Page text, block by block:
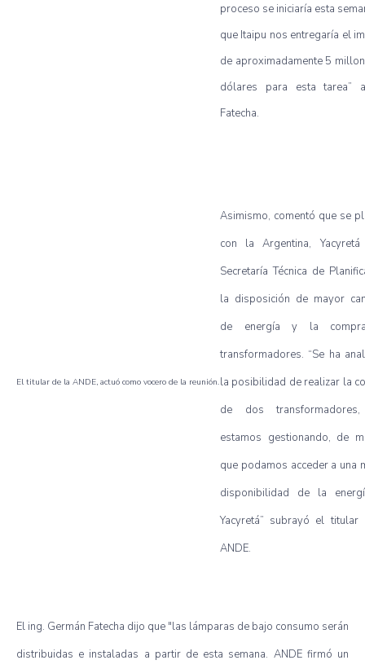
proceso se iniciaría esta
que Itaipu nos entregaría el
de aproximadamente 5
dólares para esta tarea”
Fatecha.
El titular de la ANDE, actuó como vocero de la reunión.
Asimismo, comentó que se
con la Argentina,
Secretaría Técnica de
la disposición de mayor
de energía y la
transformadores. “Se ha
la posibilidad de realizar la
de dos
estamos gestionando, de
que podamos acceder a una
disponibilidad de la
Yacyretá” subrayó el
ANDE.
El ing. Germán Fatecha dijo que "las lámparas de bajo consumo serán
distribuidas e instaladas a partir de esta semana. ANDE firmó un